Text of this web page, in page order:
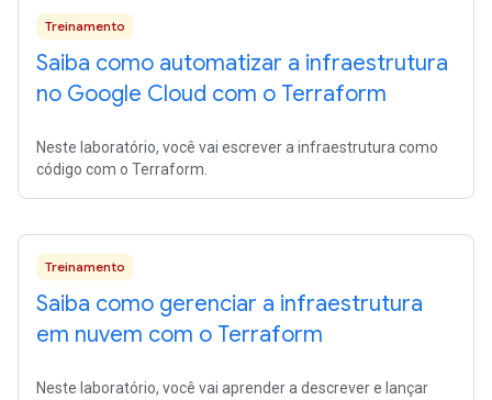
Treinamento
Saiba como automatizar a infraestrutura
no Google Cloud com o Terraform
Neste laboratório, você vai escrever a infraestrutura como
código com o Terraform.
Treinamento
Saiba como gerenciar a infraestrutura
em nuvem com o Terraform
Neste laboratório, você vai aprender a descrever e lançar